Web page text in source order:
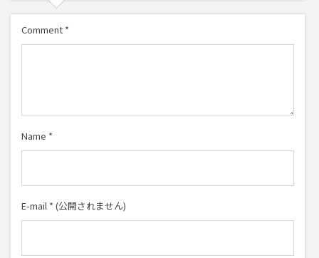
Comment *
Name *
E-mail * (公開されません)